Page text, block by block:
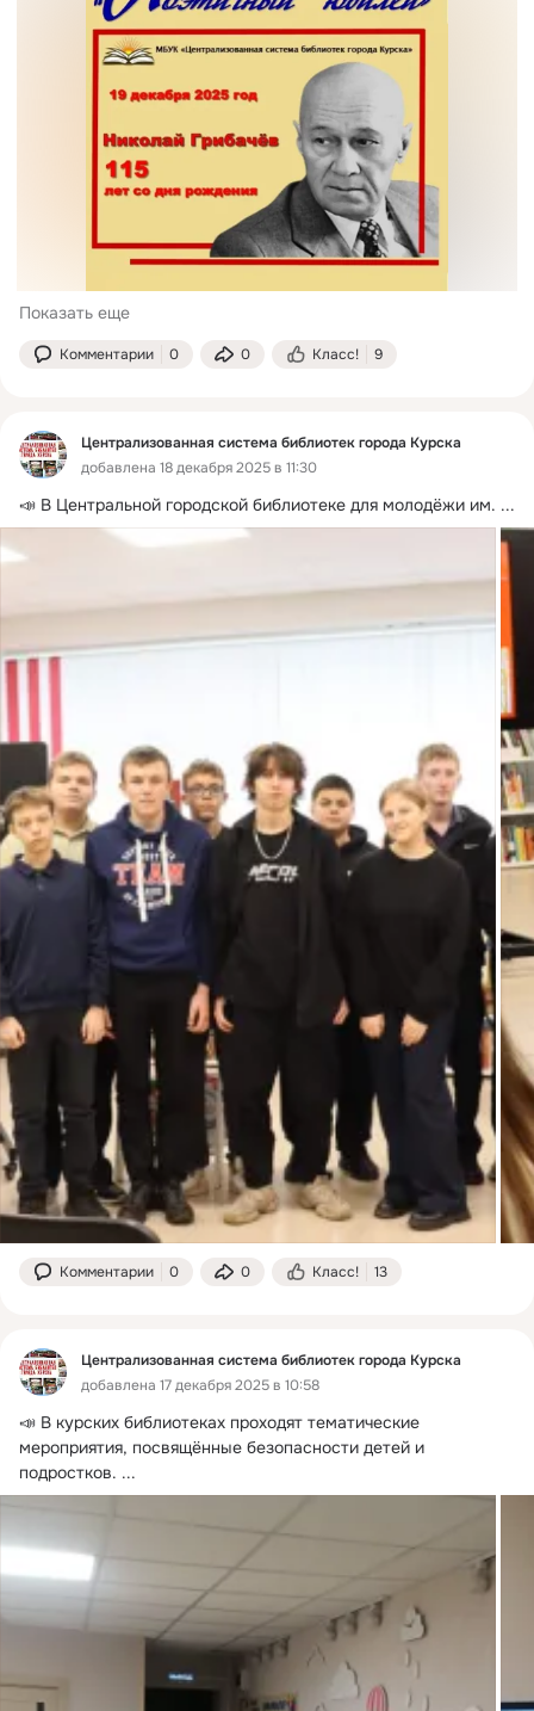
Показать еще
Комментарии 0 0 Класс! 9
Централизованная система библиотек города Курска
добавлена 18 декабря 2025 в 11:30
📣 В Центральной городской библиотеке для молодёжи им. ...
Комментарии 0 0 Класс! 13
Централизованная система библиотек города Курска
добавлена 17 декабря 2025 в 10:58
📣 В курских библиотеках проходят тематические
мероприятия, посвящённые безопасности детей и
подростков. ...